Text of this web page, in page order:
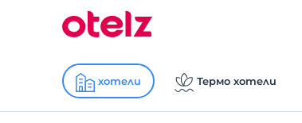
хотели Термо хотели